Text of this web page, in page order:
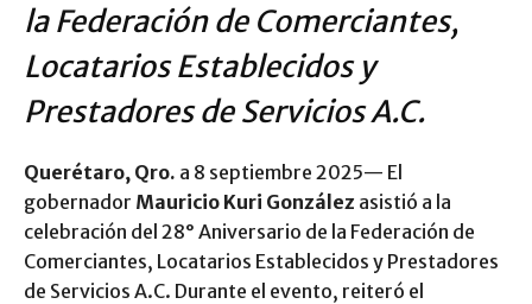
la Federación de Comerciantes,
Locatarios Establecidos y
Prestadores de Servicios A.C.
Querétaro, Qro. a 8 septiembre 2025— El
gobernador Mauricio Kuri González asistió a la
celebración del 28° Aniversario de la Federación de
Comerciantes, Locatarios Establecidos y Prestadores
de Servicios A.C. Durante el evento, reiteró el